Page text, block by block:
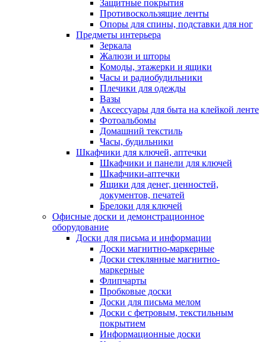
Защитные покрытия
Противоскользящие ленты
Опоры для спины, подставки для ног
Предметы интерьера
Зеркала
Жалюзи и шторы
Комоды, этажерки и ящики
Часы и радиобудильники
Плечики для одежды
Вазы
Аксессуары для быта на клейкой ленте
Фотоальбомы
Домашний текстиль
Часы, будильники
Шкафчики для ключей, аптечки
Шкафчики и панели для ключей
Шкафчики-аптечки
Ящики для денег, ценностей,
документов, печатей
Брелоки для ключей
Офисные доски и демонстрационное
оборудование
Доски для письма и информации
Доски магнитно-маркерные
Доски стеклянные магнитно-
маркерные
Флипчарты
Пробковые доски
Доски для письма мелом
Доски с фетровым, текстильным
покрытием
Информационные доски